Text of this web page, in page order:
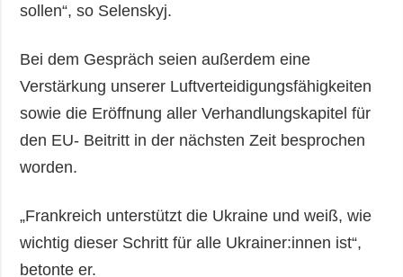
sollen“, so Selenskyj.
Bei dem Gespräch seien außerdem eine
Verstärkung unserer Luftverteidigungsfähigkeiten
sowie die Eröffnung aller Verhandlungskapitel für
den EU- Beitritt in der nächsten Zeit besprochen
worden.
„Frankreich unterstützt die Ukraine und weiß, wie
wichtig dieser Schritt für alle Ukrainer:innen ist“,
betonte er.